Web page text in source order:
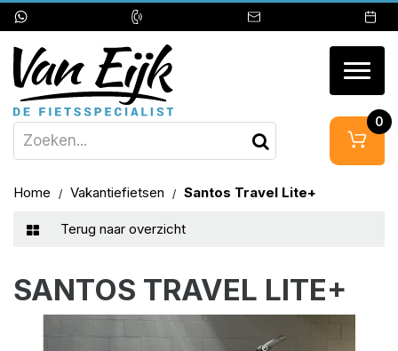
0
Home Vakantiefietsen Santos Travel Lite+
Terug naar overzicht
SANTOS TRAVEL LITE+